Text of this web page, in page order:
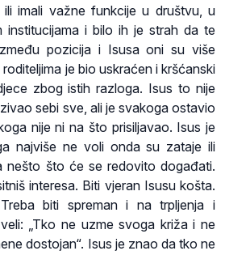
imali važne funkcije u društvu, u
institucijama i bilo ih je strah da te
pozicija i Isusa oni su više
je bio uskraćen i kršćanski
zbog istih razloga. Isus to nije
sebi sve, ali je svakoga ostavio
nije ni na što prisiljavao. Isus je
najviše ne voli onda su zataje ili
nešto što će se redovito događati.
interesa. Biti vjeran Isusu košta.
biti spreman i na trpljenja i
„Tko ne uzme svoga križa i ne
dostojan“. Isus je znao da tko ne